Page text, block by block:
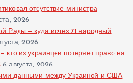
отсутствие министра
2026
Рады — куда исчез 71 народный
2026
кто из украинцев потеряет право на
6 августа, 2026
данными между Украиной и США